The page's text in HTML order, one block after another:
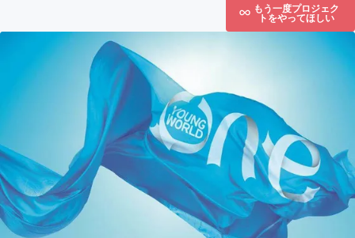
もう一度プロジェク
トをやってほしい